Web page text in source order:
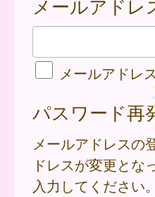
メールアドレ
メールアドレ
パスワード再
メールアドレスの
ドレスが変更とな
入力してください。